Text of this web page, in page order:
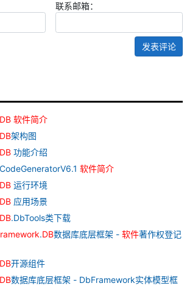
联系邮箱：
发表评论
DB 软件简介
DB架构图
DB 功能介绍
软件简介
DB 运行环境
DB 应用场景
DB.DbTools类下载
.DB数据库底层框架 - 软件著作权登记
DB开源组件
DB数据库底层框架 - DbFramework实体模型框